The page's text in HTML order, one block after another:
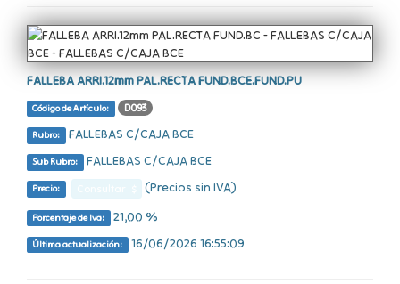
FALLEBA ARRI.12mm PAL.RECTA FUND.BCE.FUND.PU
Código de Artículo: D093
Rubro: FALLEBAS C/CAJA BCE
Sub Rubro: FALLEBAS C/CAJA BCE
Precio: (Precios sin IVA)
Porcentaje de Iva: 21,00 %
Última actualización: 16/06/2026 16:55:09